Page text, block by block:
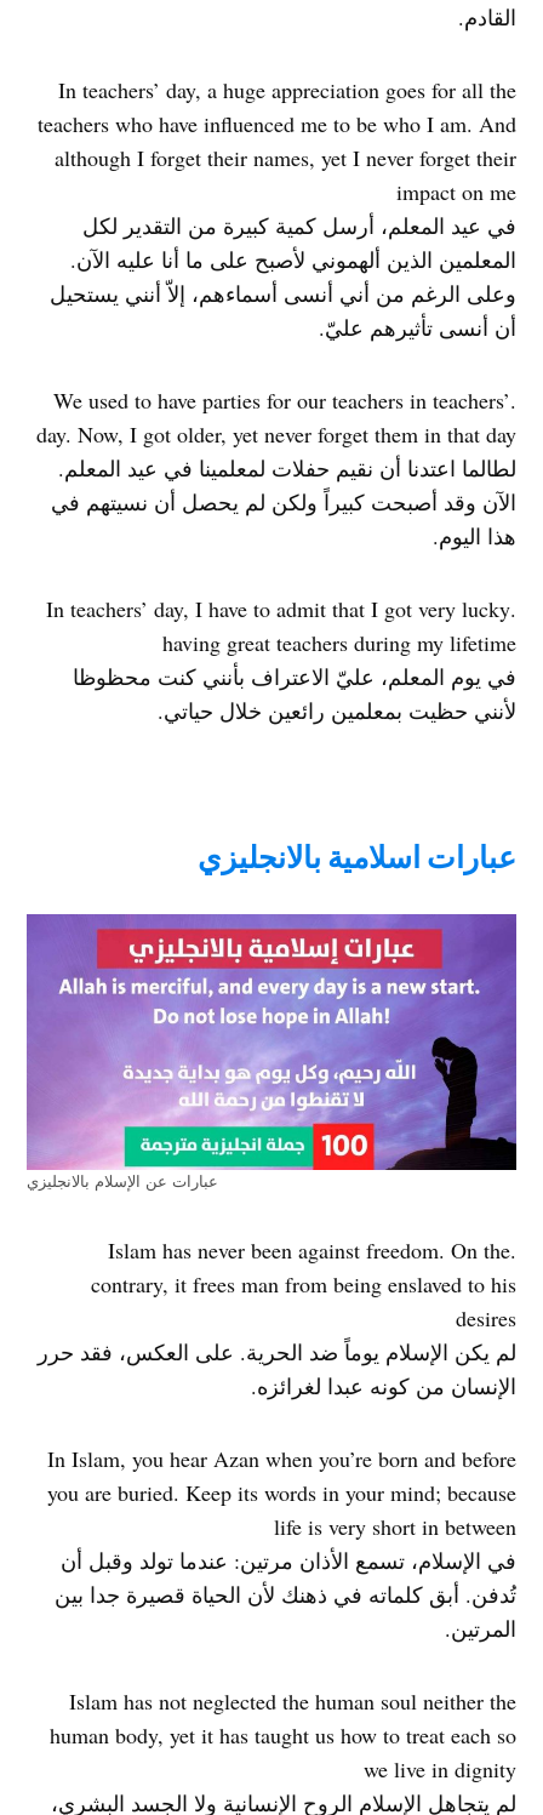
القادم.
In teachers’ day, a huge appreciation goes for all the
teachers who have influenced me to be who I am. And
although I forget their names, yet I never forget their
impact on me
في عيد المعلم، أرسل كمية كبيرة من التقدير لكل
المعلمين الذين ألهموني لأصبح على ما أنا عليه الآن.
وعلى الرغم من أني أنسى أسماءهم، إلاّ أنني يستحيل
أن أنسى تأثيرهم عليّ.
.We used to have parties for our teachers in teachers’
day. Now, I got older, yet never forget them in that day
لطالما اعتدنا أن نقيم حفلات لمعلمينا في عيد المعلم.
الآن وقد أصبحت كبيراً ولكن لم يحصل أن نسيتهم في
هذا اليوم.
.In teachers’ day, I have to admit that I got very lucky
having great teachers during my lifetime
في يوم المعلم، عليّ الاعتراف بأنني كنت محظوظا
لأنني حظيت بمعلمين رائعين خلال حياتي.
عبارات اسلامية بالانجليزي
عبارات عن الإسلام بالانجليزي
.Islam has never been against freedom. On the
contrary, it frees man from being enslaved to his
desires
لم يكن الإسلام يوماً ضد الحرية. على العكس، فقد حرر
الإنسان من كونه عبدا لغرائزه.
In Islam, you hear Azan when you’re born and before
you are buried. Keep its words in your mind; because
life is very short in between
في الإسلام، تسمع الأذان مرتين: عندما تولد وقبل أن
تُدفن. أبق كلماته في ذهنك لأن الحياة قصيرة جدا بين
المرتين.
Islam has not neglected the human soul neither the
human body, yet it has taught us how to treat each so
we live in dignity
لم يتجاهل الإسلام الروح الإنسانية ولا الجسد البشري،